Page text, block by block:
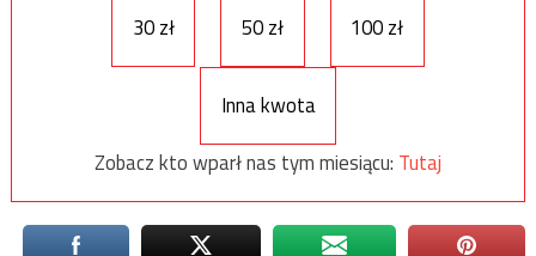
30 zł 50 zł 100 zł
Inna kwota
Zobacz kto wparł nas tym miesiącu: Tutaj